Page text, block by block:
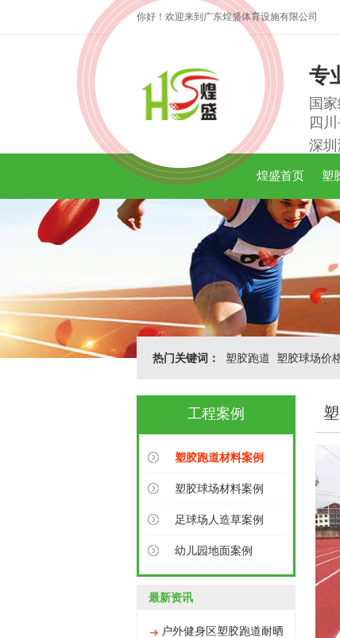
你好！欢迎来到广东煌盛体育设施有限公司
专
国
四
深
煌盛首页 塑
热门关键词： 塑胶跑道 塑胶球场价
工程案例
塑胶跑道材料案例
塑胶球场材料案例
足球场人造草案例
幼儿园地面案例
最新资讯
户外健身区塑胶跑道耐晒